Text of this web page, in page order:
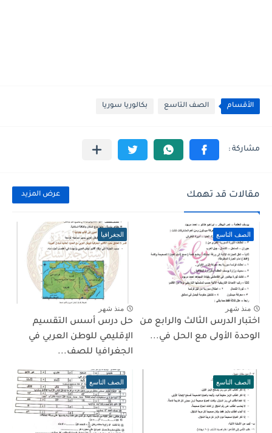
الأقسام الصف التاسع بكالوريا سوريا
مقالات قد تهمك عرض المزيد
الصف التاسع
منذ شهر
اختبار الدرس الثالث والرابع من
الوحدة الأولى مع الحل في...
الجغرافيا
منذ شهر
حل درس أسس التقسيم
الإقليمي للوطن العربي في
الجغرافيا للصف...
الصف التاسع الصف التاسع